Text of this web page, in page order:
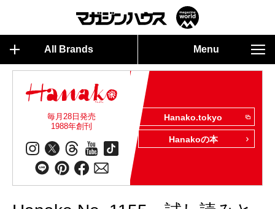
All Brands Menu
毎月28日発売
1988年創刊
Hanako.tokyo
Hanakoの本